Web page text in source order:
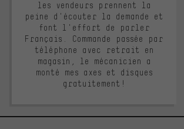
les vendeurs prennent la
peine d'écouter la demande et
font l'effort de parler
Français. Commande passée par
téléphone avec retrait en
magasin, le mécanicien a
monté mes axes et disques
gratuitement!